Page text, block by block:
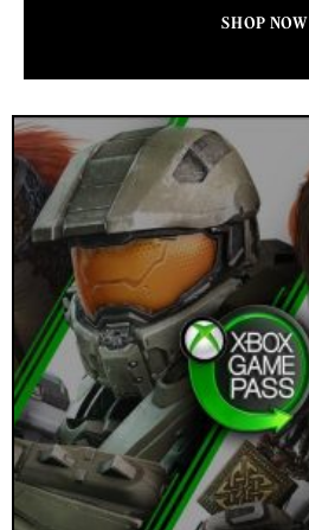
SHOP NOW